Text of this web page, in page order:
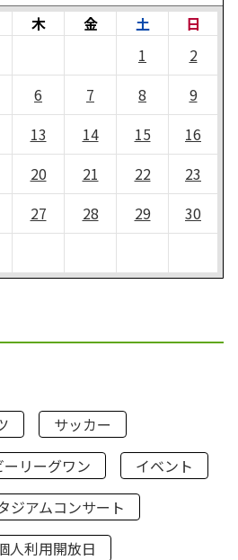
木 金 土
日
1
2
6 7 8
9
13 14 15
16
20 21 22
23
27 28 29
30
サッカー
ーリーグワン
イベント
ジアムコンサート
人利用開放日